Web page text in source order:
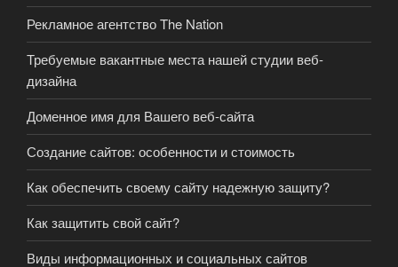
Рекламное агентство The Nation
Требуемые вакантные места нашей студии веб-
дизайна
Доменное имя для Вашего веб-сайта
Создание сайтов: особенности и стоимость
Как обеспечить своему сайту надежную защиту?
Как защитить свой сайт?
Виды информационных и социальных сайтов